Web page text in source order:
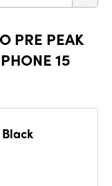
PRE PEAK
15